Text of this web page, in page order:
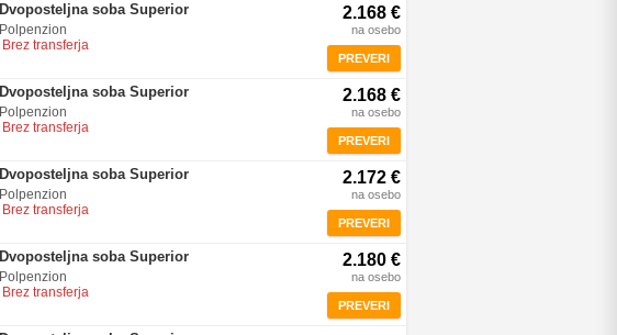
Dvoposteljna soba Superior
Polpenzion
Brez transferja
2.168 €
na osebo
PREVERI
Dvoposteljna soba Superior
Polpenzion
Brez transferja
2.168 €
na osebo
PREVERI
Dvoposteljna soba Superior
Polpenzion
Brez transferja
2.172 €
na osebo
PREVERI
Dvoposteljna soba Superior
Polpenzion
Brez transferja
2.180 €
na osebo
PREVERI